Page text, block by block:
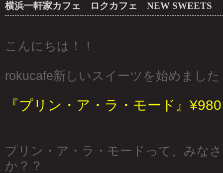
横浜一軒家カフェ ロクカフェ NEW SWEETS
こんにちは！！
rokucafe新しいスイーツを始めました
『プリン・ア・ラ・モード』¥980
プリン・ア・ラ・モードって、みな
か？？